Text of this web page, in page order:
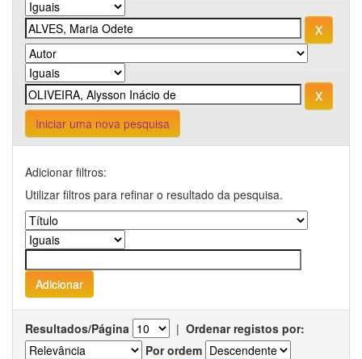
Iniciar uma nova pesquisa
Adicionar filtros:
Utilizar filtros para refinar o resultado da pesquisa.
Resultados/Página | Ordenar registos por:
Por ordem